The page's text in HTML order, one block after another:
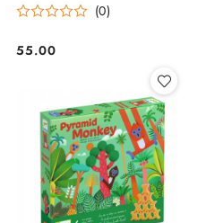
(0)
Cena:
55.00